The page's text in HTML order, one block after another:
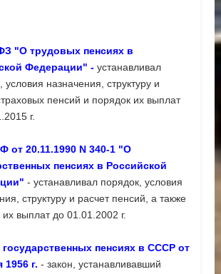
"О трудовых пенсиях в
Федерации" - устанавливал
условия назначения, структуру и
пенсий и порядок их выплат
г.
от 20.11.1990 N 340-1 "О
пенсиях в Российской
- устанавливал порядок, условия
структуру и расчет пенсий, а также
их выплат до 01.01.2002 г.
государственных пенсиях в СССР от
1956 г. - закон, устанавливавший